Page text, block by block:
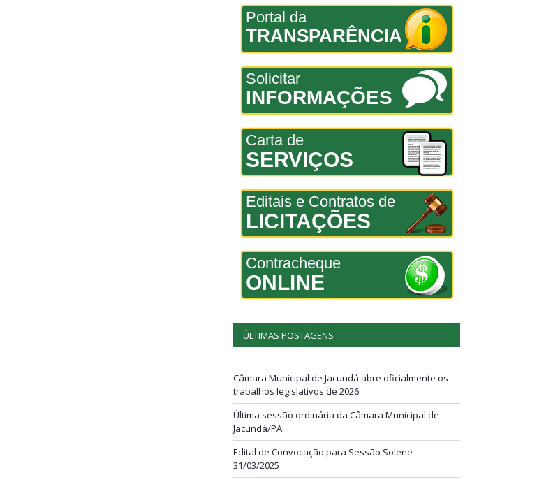
Portal da
TRANSPARÊNCIA
Solicitar
INFORMAÇÕES
Carta de
SERVIÇOS
Editais e Contratos de
LICITAÇÕES
Contracheque
ONLINE
ÚLTIMAS POSTAGENS
Câmara Municipal de Jacundá abre oficialmente os
trabalhos legislativos de 2026
Última sessão ordinária da Câmara Municipal de
Jacundá/PA
Edital de Convocação para Sessão Solene –
31/03/2025